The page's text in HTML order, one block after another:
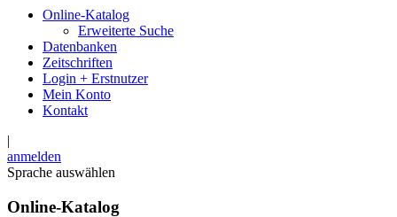
Online-Katalog
Erweiterte Suche
Datenbanken
Zeitschriften
Login + Erstnutzer
Mein Konto
Kontakt
|
anmelden
Sprache auswählen
Online-Katalog